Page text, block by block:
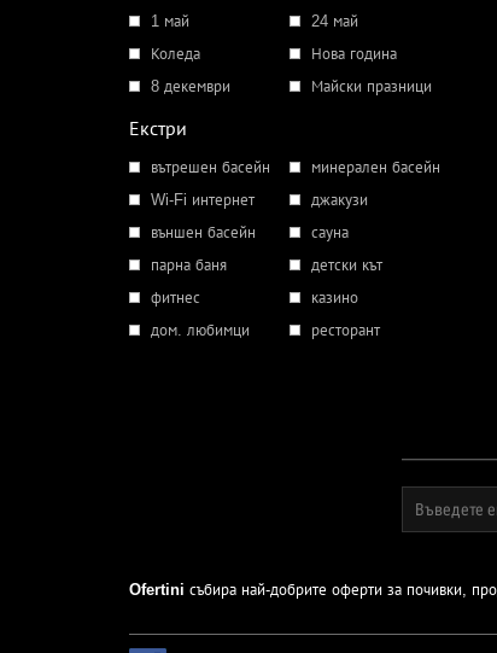
1 май
24 май
Коледа
Нова година
8 декември
Майски празници
Екстри
вътрешен басейн
минерален басейн
Wi-Fi интернет
джакузи
външен басейн
сауна
парна баня
детски кът
фитнес
казино
дом. любимци
ресторант
Ofertini събира най-добрите оферти за почивки,